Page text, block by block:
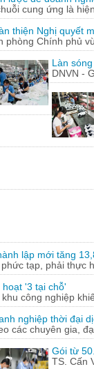
cung ứng là
thiện Nghị quyết
phòng Chính phủ
Làn
DNVN -
lập mới tăng
tạp, phải thực
'3 tại chỗ'
công nghiệp
nghiệp thời đại
các chuyên gia,
Gói từ
TS. Cấn